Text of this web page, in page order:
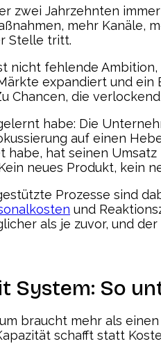
zwei Jahrzehnten
mehr Kanäle,
Stelle tritt.
nicht fehlende
expandiert und
Chancen, die
habe: Die
auf einen
habe, hat seinen
neues Produkt, kein
Prozesse sind
und
als je zuvor, und
System: So
braucht mehr als
schafft statt